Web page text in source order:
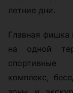
летние дни.
Главная фишка
на одной
спортивные
комплекс,